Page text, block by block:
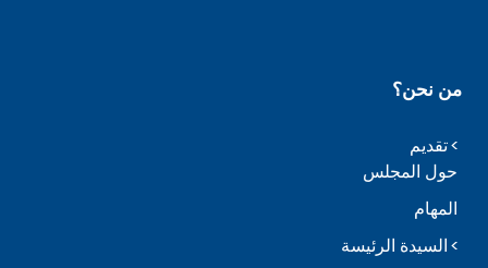
من نحن؟
تقديم
حول المجلس
المهام
السيدة الرئيسة